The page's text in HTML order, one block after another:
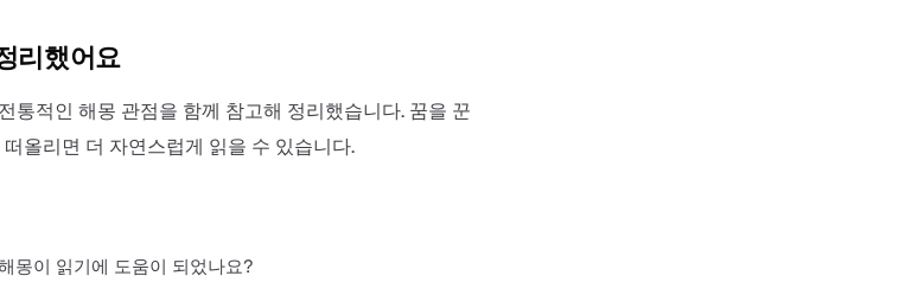
리했어요
통적인 해몽 관점을 함께 참고해 정리했습니다. 꿈을 꾼
올리면 더 자연스럽게 읽을 수 있습니다.
몽이 읽기에 도움이 되었나요?